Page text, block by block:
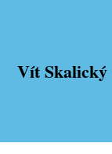
Vít Skalický